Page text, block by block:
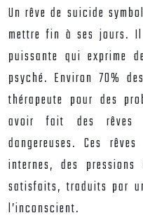
Un rêve de suicide
mettre fin à ses jours. Il
puissante qui exprime
psyché. Environ 70%
thérapeute pour des
avoir fait des
dangereuses. Ces
internes, des
satisfaits, traduits par
l’inconscient.